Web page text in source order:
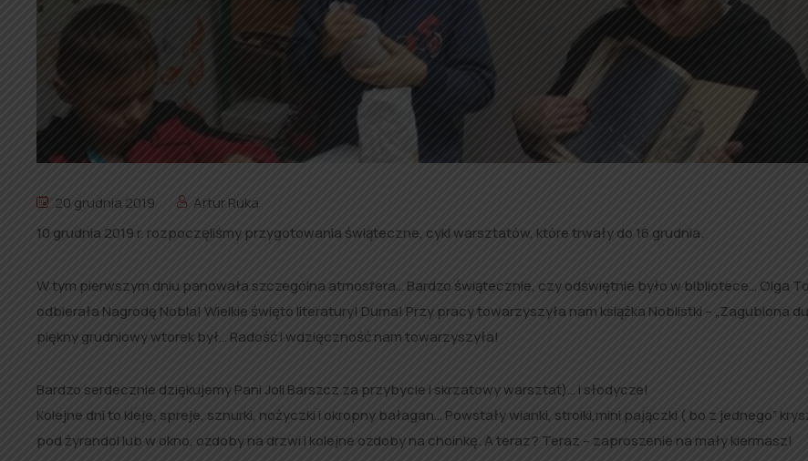
20 grudnia 2019
Artur Ruka
10 grudnia 2019 r. rozpoczęliśmy przygotowania świąteczne, cykl warsztatów, które trwały do 16 grudnia.
W tym pierwszym dniu panowała szczególna atmosfera… Bardzo świątecznie, czy odświętnie było w bibliotece… Olga
odbierała Nagrodę Nobla! Wielkie święto literatury! Duma! Przy pracy towarzyszyła nam książka Noblistki – „Zagubiona
piękny grudniowy wtorek był… Radość i wdzięczność nam towarzyszyła!
Bardzo serdecznie dziękujemy Pani Joli Barszcz za przybycie i skrzatowy warsztat)… i słodycze!
Kolejne dni to kleje, spreje, sznurki, nożyczki i okropny bałagan… Powstały wianki, stroiki,mini pajączki ( bo z jednego”
pod żyrandol lub w okno, ozdoby na drzwi i kolejne ozdoby na choinkę. A teraz? Teraz – zaproszenie na mały kiermasz!